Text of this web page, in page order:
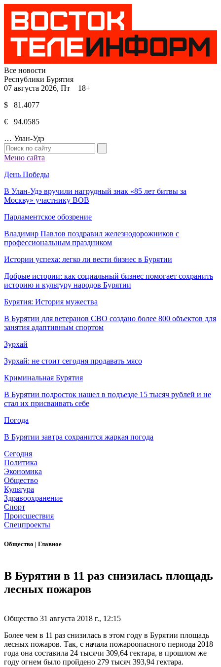
Все новости
Республики Бурятия
07 августа 2026, Пт 18+
$ 81.4077
€ 94.0585
… Улан-Удэ
Меню сайта
День Победы
В Улан-Удэ вручили нагрудный знак «85 лет битвы за
Москву» участнику ВОВ
Парламентское обозрение
Владимир Павлов поздравил железнодорожников с
профессиональным праздником
Истории успеха: легко ли вести бизнес в Бурятии
Добрые истории: как социальный бизнес помогает сохранить
историю и культуру народов Бурятии
Бурятия: История мужества
В Бурятии для ветеранов СВО создано более 800 объектов для
занятия адаптивным спортом
Зурхай
Зурхай: не стоит сегодня продавать мясо
Криминальная Бурятия
В Бурятии подросток нашел в подъезде 15 тысяч рублей и не
стал их присваивать себе
Погода
В Бурятии завтра сохранится жаркая погода
Сегодня
Политика
Экономика
Общество
Культура
Здравоохранение
Спорт
Происшествия
Спецпроекты
Общество | Главное
В Бурятии в 11 раз снизилась площадь
лесных пожаров
Общество 31 августа 2018 г., 12:15
Более чем в 11 раз снизилась в этом году в Бурятии площадь
лесных пожаров. Так, с начала пожароопасного периода 2018
года она составила 24 тысячи 309,64 гектара, в прошлом же
году огнем было пройдено 279 тысяч 393,94 гектара.